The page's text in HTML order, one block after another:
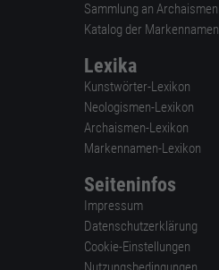
Sammlung an Archaismen
Katalog der Markennamen
Lexika
Kunstwörter-Lexikon
Neologismen-Lexikon
Archaismen-Lexikon
Markennamen-Lexikon
Seiteninfos
Impressum
Datenschutzerklärung
Cookie-Einstellungen